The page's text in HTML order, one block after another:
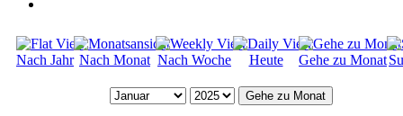
Nach Jahr Nach Monat Nach Woche Heute Gehe zu Monat
Gehe zu Monat